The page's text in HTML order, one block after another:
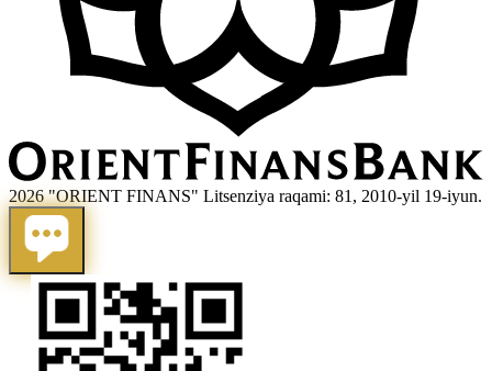
2026 "ORIENT FINANS" Litsenziya raqami: 81, 2010-yil 19-iyun.